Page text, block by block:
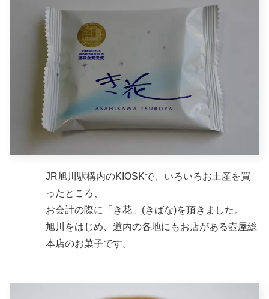
JR旭川駅構内のKIOSKで、いろいろお土産を買
ったところ、
お会計の際に「き花」(きばな)を頂きました。
旭川をはじめ、道内の各地にもお店がある壺屋総
本店のお菓子です。